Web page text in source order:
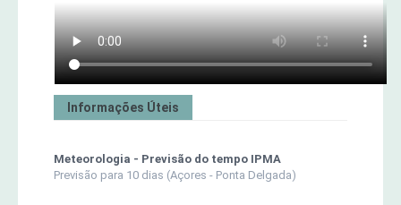
Informações Úteis
Meteorologia - Previsão do tempo IPMA
Previsão para 10 dias (Açores - Ponta Delgada)